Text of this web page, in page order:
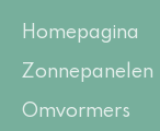
Homepagina
Zonnepanelen
Omvormers